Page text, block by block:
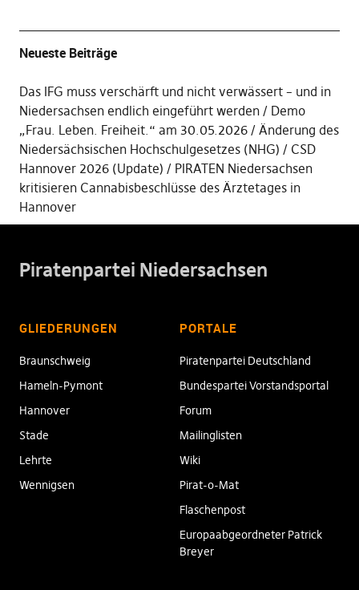
Neueste Beiträge
Das IFG muss verschärft und nicht verwässert – und in
Niedersachsen endlich eingeführt werden
Demo
„Frau. Leben. Freiheit.“ am 30.05.2026
Änderung des
Niedersächsischen Hochschulgesetzes (NHG)
CSD
Hannover 2026 (Update)
PIRATEN Niedersachsen
kritisieren Cannabisbeschlüsse des Ärztetages in
Hannover
Piratenpartei Niedersachsen
GLIEDERUNGEN
Braunschweig
Hameln-Pymont
Hannover
Stade
Lehrte
Wennigsen
PORTALE
Piratenpartei Deutschland
Bundespartei Vorstandsportal
Forum
Mailinglisten
Wiki
Pirat-o-Mat
Flaschenpost
Europaabgeordneter Patrick
Breyer